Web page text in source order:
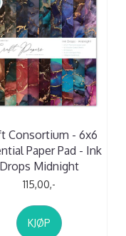
Consortium - 6x6
Paper Pad - Ink
Drops Midnight
115,00,-
KJØP